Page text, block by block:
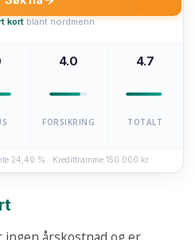
kortblant nordmenn
4.0
FORSIKRING
4.7
TOTALT
24,40 % · Kredittramme 150 000 kr
årskostnad og er